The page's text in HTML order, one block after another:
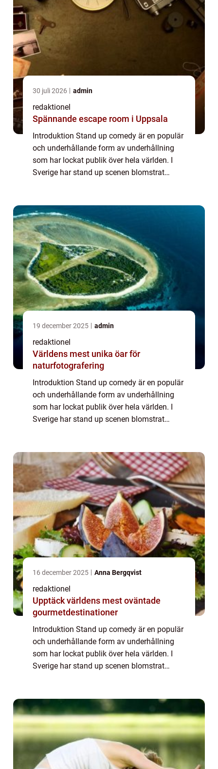
30 juli 2026 admin
redaktionel
Spännande escape room i Uppsala
Introduktion Stand up comedy är en populär
och underhållande form av underhållning
som har lockat publik över hela världen. I
Sverige har stand up scenen blomstrat
19 december 2025 admin
redaktionel
Världens mest unika öar för
naturfotografering
Introduktion Stand up comedy är en populär
och underhållande form av underhållning
som har lockat publik över hela världen. I
Sverige har stand up scenen blomstrat
16 december 2025 Anna Bergqvist
redaktionel
Upptäck världens mest oväntade
gourmetdestinationer
Introduktion Stand up comedy är en populär
och underhållande form av underhållning
som har lockat publik över hela världen. I
Sverige har stand up scenen blomstrat